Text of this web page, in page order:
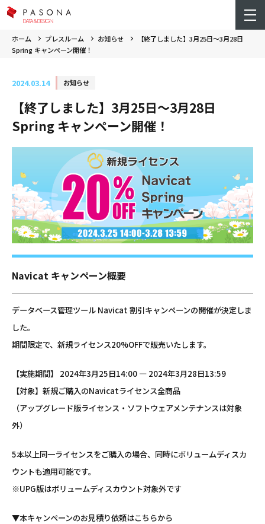
ホーム プレスルーム お知らせ
【終了しました】3月25日～3月28日
Spring キャンペーン開催！
2024.03.14 お知らせ
【終了しました】3月25日～3月28日
Spring キャンペーン開催！
Navicat キャンペーン概要
データベース管理ツール Navicat 割引キャンペーンの開催が決定しま
した。
期間限定で、新規ライセンス20%OFFで販売いたします。
【実施期間】 2024年3月25日14:00 ― 2024年3月28日13:59
【対象】新規ご購入のNavicatライセンス全商品
（アップグレード版ライセンス・ソフトウェアメンテナンスは対象
外）
5本以上同一ライセンスをご購入の場合、同時にボリュームディスカ
ウントも適用可能です。
※UPG版はボリュームディスカウント対象外です
▼本キャンペーンのお見積り依頼はこちらから